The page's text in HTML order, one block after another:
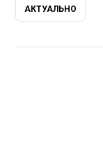
АКТУАЛЬНО